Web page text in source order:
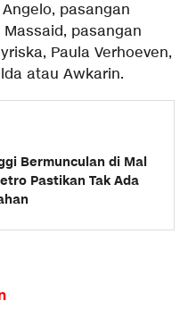
pasangan
pasangan
Paula Verhoeven,
atau Awkarin.
Bermunculan di Mal
Pastikan Tak Ada